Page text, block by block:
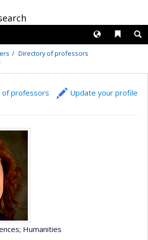
Liens
Langues
Directory of professors
of professors Update your profile
; Humanities